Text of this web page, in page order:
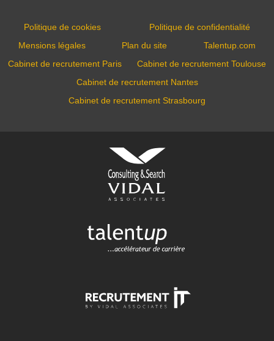
Politique de cookies
Politique de confidentialité
Mensions légales
Plan du site
Talentup.com
Cabinet de recrutement Paris
Cabinet de recrutement Toulouse
Cabinet de recrutement Nantes
Cabinet de recrutement Strasbourg
VIDAL ASSOCIATES
conseil en recrutement et
approche directe
TALENTUP
découvrez notre site carrière
RECRUTEMENT-IT
toutes nos offres d'emploi dans